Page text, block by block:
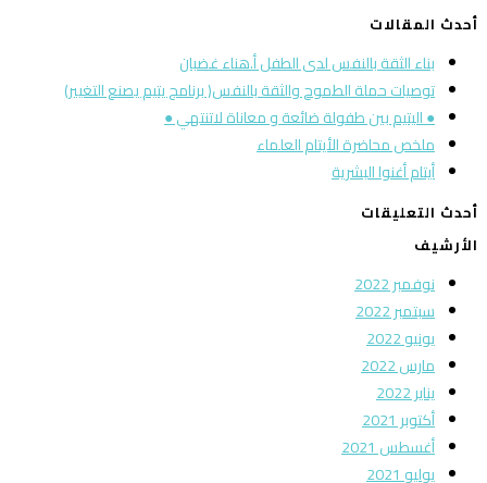
أحدث المقالات
بناء الثقة بالنفس لدى الطفل أ.هناء غضبان
توصيات حملة الطموح والثقة بالنفس( برنامج يتيم يصنع التغيير)
● اليتيم بين طفولة ضائعة و معاناة لاتنتهي ●
ملخص محاضرة الأيتام العلماء
أيتام أغنوا البشرية
أحدث التعليقات
الأرشيف
نوفمبر 2022
سبتمبر 2022
يونيو 2022
مارس 2022
يناير 2022
أكتوبر 2021
أغسطس 2021
يوليو 2021